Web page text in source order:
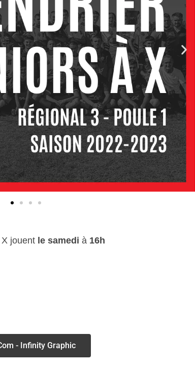
jouent le samedi à 16h
- Infinity Graphic